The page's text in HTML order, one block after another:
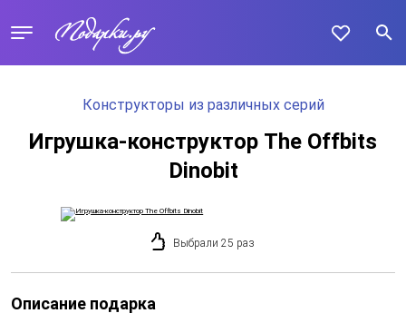
Конструкторы из различных серий
Игрушка-конструктор The Offbits
Dinobit
Выбрали 25 раз
Описание подарка